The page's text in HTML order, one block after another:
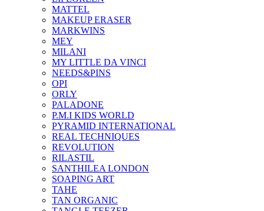
MATTEL
MAKEUP ERASER
MARKWINS
MEY
MILANI
MY LITTLE DA VINCI
NEEDS&PINS
OPI
ORLY
PALADONE
P.M.I KIDS WORLD
PYRAMID INTERNATIONAL
REAL TECHNIQUES
REVOLUTION
RILASTIL
SANTHILEA LONDON
SOAPING ART
TAHE
TAN ORGANIC